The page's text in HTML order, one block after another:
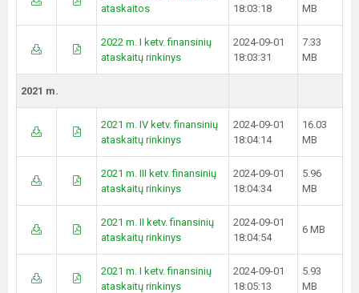
ataskaitos
18:03:18
MB
2022 m. I ketv. finansinių
ataskaitų rinkinys
2024-09-01
18:03:31
7.33
MB
2021 m.
2021 m. IV ketv. finansinių
ataskaitų rinkinys
2024-09-01
18:04:14
16.03
MB
2021 m. III ketv. finansinių
ataskaitų rinkinys
2024-09-01
18:04:34
5.96
MB
2021 m. II ketv. finansinių
ataskaitų rinkinys
2024-09-01
18:04:54
6 MB
2021 m. I ketv. finansinių
ataskaitų rinkinys
2024-09-01
18:05:13
5.93
MB